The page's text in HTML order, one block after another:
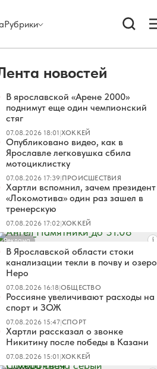
Рубрики
новостей
В ярославской «Арене 2000»
поднимут еще один чемпионский
стяг
07.08.2026 18:01|ХОККЕЙ
Опубликовано видео, как в
Ярославле легковушка сбила
мотоциклистку
07.08.2026 17:39|ПРОИСШЕСТВИЯ
Хартли вспомнил, зачем президент
«Локомотива» один раз зашел в
тренерскую
07.08.2026 17:02|ХОККЕЙ
Реклама
В Ярославской области стоки
канализации текли в почву и озеро
Неро
07.08.2026 16:18|ОБЩЕСТВО
Россияне увеличивают расходы на
спорт и ЗОЖ
07.08.2026 15:47|СПОРТ
Хартли рассказал о звонке
Никитину после победы в Казани
07.08.2026 15:01|ХОККЕЙ